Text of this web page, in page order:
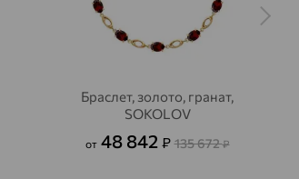
Браслет, золото, гранат,
SOKOLOV
от 48 842 ₽ 135 672₽